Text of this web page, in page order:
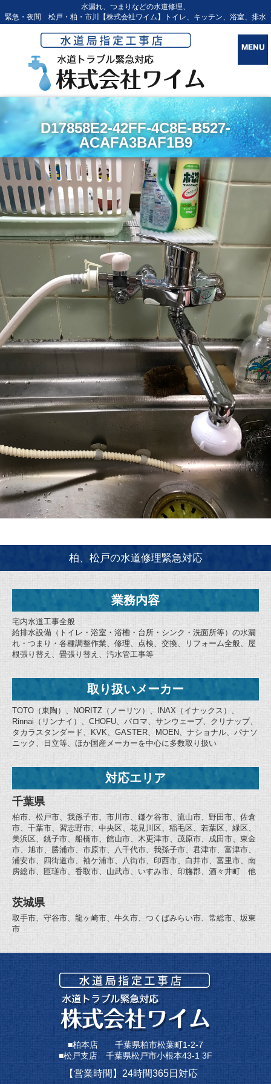
水漏れ、つまりなどの水道修理、
緊急・夜間 松戸・柏・市川【株式会社ワイム】トイレ、キッチン、浴室、排水
D17858E2-42FF-4C8E-B527-
ACAFA3BAF1B9
柏、松戸の水道修理緊急対応
業務内容
宅内水道工事全般
給排水設備（トイレ・浴室・浴槽・台所・シンク・洗面所等）の水漏
れ・つまり・各種調整作業、修理、点検、交換、リフォーム全般、屋
根張り替え、畳張り替え、汚水管工事等
取り扱いメーカー
TOTO（東陶）、NORITZ（ノーリツ）、INAX（イナックス）、
Rinnai（リンナイ）、CHOFU、パロマ、サンウェーブ、クリナップ、
タカラスタンダード、KVK、GASTER、MOEN、ナショナル、パナソ
ニック、日立等、ほか国産メーカーを中心に多数取り扱い
対応エリア
千葉県
柏市、松戸市、我孫子市、市川市、鎌ケ谷市、流山市、野田市、佐倉
市、千葉市、習志野市、中央区、花見川区、稲毛区、若葉区、緑区、
美浜区、銚子市、船橋市、館山市、木更津市、茂原市、成田市、東金
市、旭市、勝浦市、市原市、八千代市、我孫子市、君津市、富津市、
浦安市、四街道市、袖ケ浦市、八街市、印西市、白井市、富里市、南
房総市、匝瑳市、香取市、山武市、いすみ市、印旛郡、酒々井町 他
茨城県
取手市、守谷市、龍ヶ崎市、牛久市、つくばみらい市、常総市、坂東
市
■柏本店 千葉県柏市松葉町1-2-7
■松戸支店 千葉県松戸市小根本43-1 3F
【営業時間】24時間365日対応